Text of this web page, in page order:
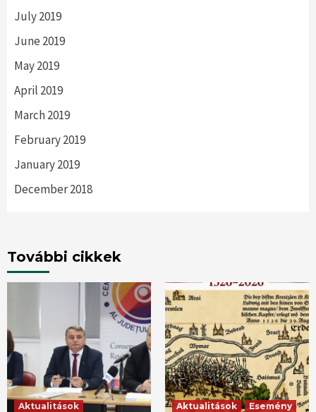
July 2019
June 2019
May 2019
April 2019
March 2019
February 2019
January 2019
December 2018
További cikkek
Aktualitások
Aktualitások
Esemény